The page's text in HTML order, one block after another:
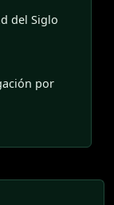
del Siglo
por